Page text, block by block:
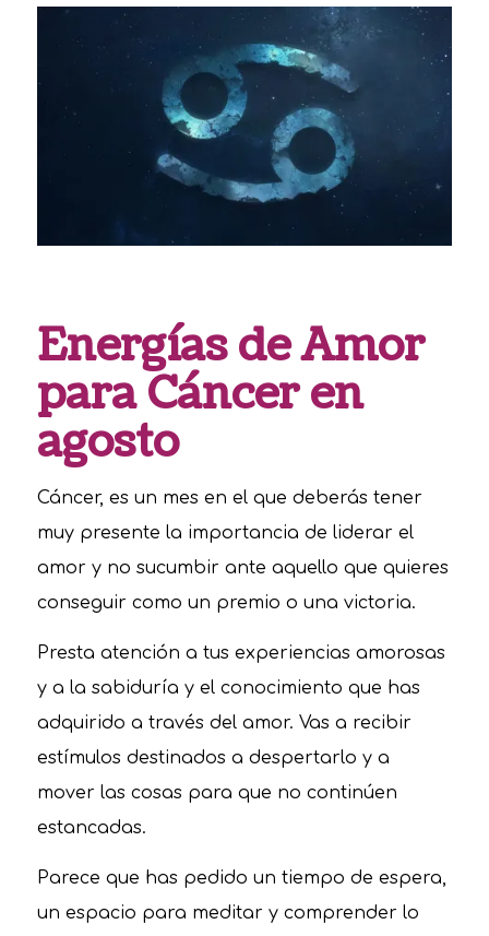
Energías de Amor
para Cáncer en
agosto
Cáncer, es un mes en el que deberás tener
muy presente la importancia de liderar el
amor y no sucumbir ante aquello que quieres
conseguir como un premio o una victoria.
Presta atención a tus experiencias amorosas
y a la sabiduría y el conocimiento que has
adquirido a través del amor. Vas a recibir
estímulos destinados a despertarlo y a
mover las cosas para que no continúen
estancadas.
Parece que has pedido un tiempo de espera,
un espacio para meditar y comprender lo